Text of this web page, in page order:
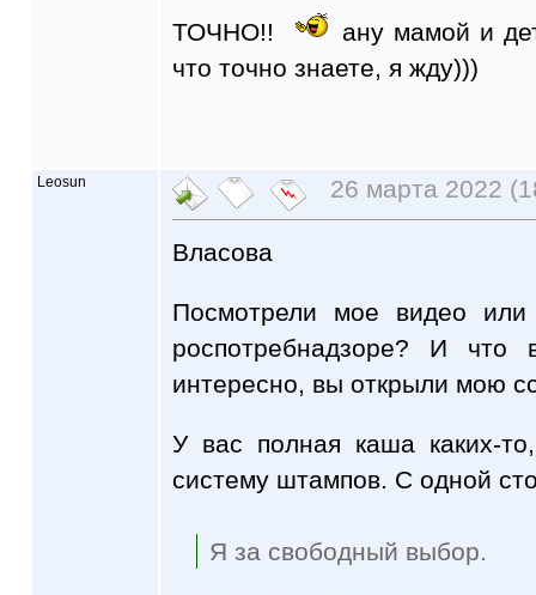
ТОЧНО!!
ану мамой и
что точно знаете, я жду)))
Leosun 26 марта 2022
Власова
Посмотрели мое видео
роспотребнадзоре? И
интересно, вы открыли мою
У вас полная каша каких-
систему штампов. С одной
Я за свободный выбор.